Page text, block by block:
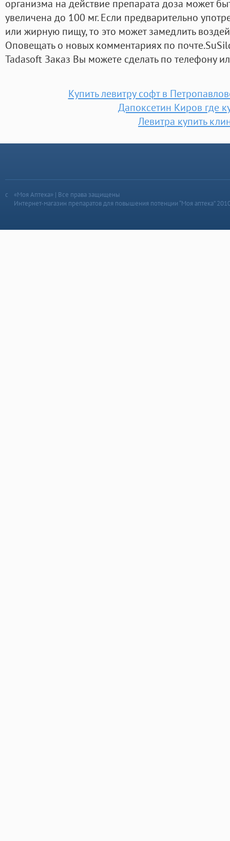
организма на действие препарата доза может
увеличена до 100 мг. Если предварительно
или жирную пищу, то это может замедлить
Оповещать о новых комментариях по
Tadasoft Заказ Вы можете сделать по телефону
Купить левитру софт в
Дапоксетин Киров где
Левитра купить
«Моя Аптека» | Все права защищены
Интернет-магазин препаратов для повышения потенции “Моя аптека”